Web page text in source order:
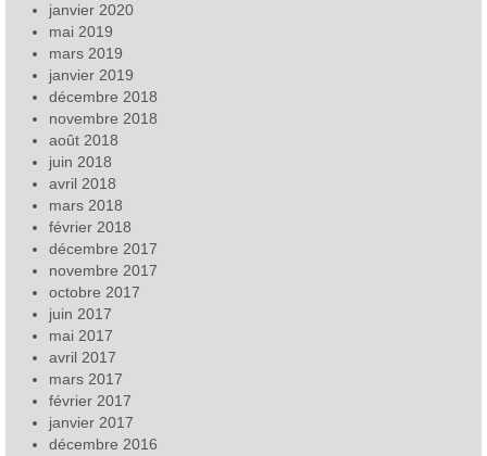
janvier 2020
mai 2019
mars 2019
janvier 2019
décembre 2018
novembre 2018
août 2018
juin 2018
avril 2018
mars 2018
février 2018
décembre 2017
novembre 2017
octobre 2017
juin 2017
mai 2017
avril 2017
mars 2017
février 2017
janvier 2017
décembre 2016